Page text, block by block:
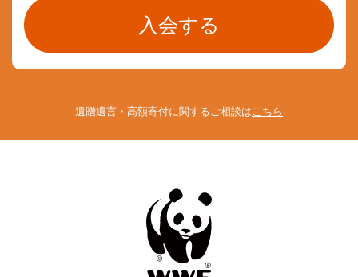
遺贈遺言・高額寄付に関するご相談はこちら